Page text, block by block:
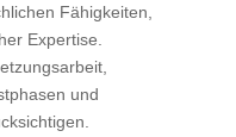
Fähigkeiten,
Expertise.
und